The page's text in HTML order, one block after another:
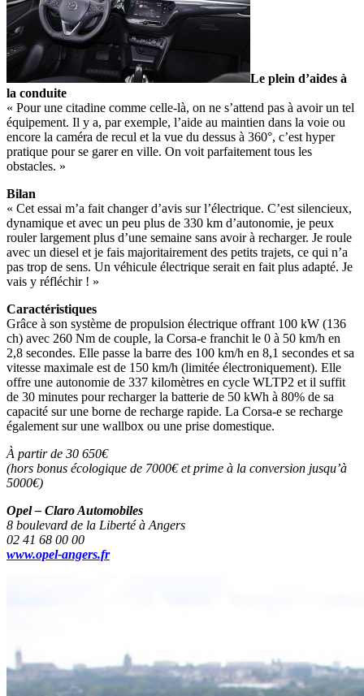
Le plein d’aides à
la conduite
« Pour une citadine comme celle-là, on ne s’attend pas à avoir un tel
équipement. Il y a, par exemple, l’aide au maintien dans la voie ou
encore la caméra de recul et la vue du dessus à 360°, c’est hyper
pratique pour se garer en ville. On voit parfaitement tous les
obstacles. »
Bilan
« Cet essai m’a fait changer d’avis sur l’électrique. C’est silencieux,
dynamique et avec un peu plus de 330 km d’autonomie, je peux
rouler largement plus d’une semaine sans avoir à recharger. Je roule
avec un diesel et je fais majoritairement des petits trajets, ce qui n’a
pas trop de sens. Un véhicule électrique serait en fait plus adapté. Je
vais y réfléchir ! »
Caractéristiques
Grâce à son système de propulsion électrique offrant 100 kW (136
ch) avec 260 Nm de couple, la Corsa-e franchit le 0 à 50 km/h en
2,8 secondes. Elle passe la barre des 100 km/h en 8,1 secondes et sa
vitesse maximale est de 150 km/h (limitée électroniquement). Elle
offre une autonomie de 337 kilomètres en cycle WLTP2 et il suffit
de 30 minutes pour recharger la batterie de 50 kWh à 80% de sa
capacité sur une borne de recharge rapide. La Corsa-e se recharge
également sur une wallbox ou une prise domestique.
À partir de 30 650€
(hors bonus écologique de 7000€et prime à la conversion jusqu’à
5000€)
Opel – Claro Automobiles
8 boulevard de la Libertéà Angers
02 41 68 00 00
www.opel-angers.fr